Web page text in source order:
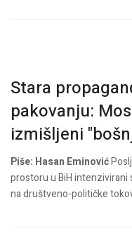
Stara
pakovanju:
izmišljeni
Piše: Hasan Eminović
prostoru u BiH intenzivirani
na društveno-političke